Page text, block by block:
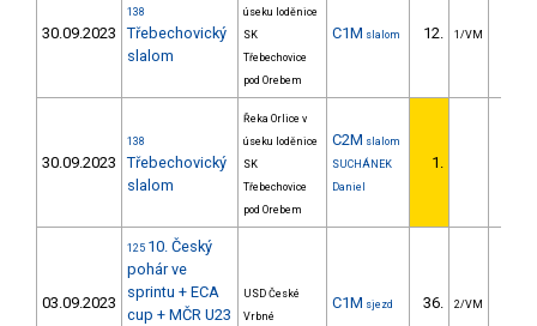
30.09.2023
138
Třebechovický
slalom
úseku loděnice
SK
Třebechovice
pod Orebem
C1M slalom 12. 1/VM
30.09.2023
138
Třebechovický
slalom
Řeka Orlice v
úseku loděnice
SK
Třebechovice
pod Orebem
C2M slalom
SUCHÁNEK
Daniel
1.
03.09.2023
125 10. Český
pohár ve
sprintu + ECA
cup + MČR U23
USD České
Vrbné
C1M sjezd 36. 2/VM